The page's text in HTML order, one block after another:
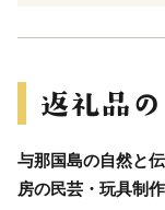
与那国島の自然と
房の民芸・玩具制